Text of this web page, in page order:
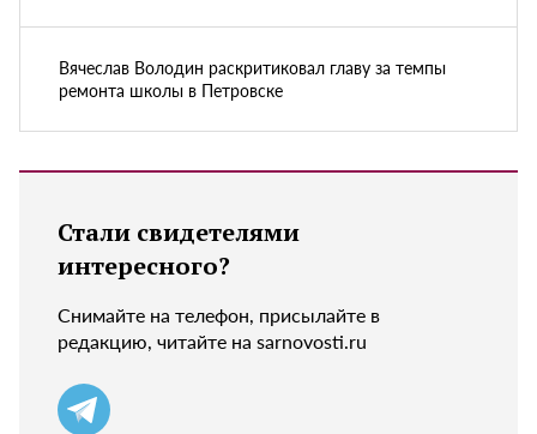
Вячеслав Володин раскритиковал главу за темпы
ремонта школы в Петровске
Стали свидетелями
интересного?
Снимайте на телефон, присылайте в
редакцию, читайте на sarnovosti.ru